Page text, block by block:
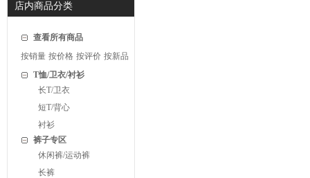
店内商品分类
查看所有商品
按销量 按价格 按评价 按新品
T恤/卫衣/衬衫
长T/卫衣
短T/背心
衬衫
裤子专区
休闲裤/运动裤
长裤